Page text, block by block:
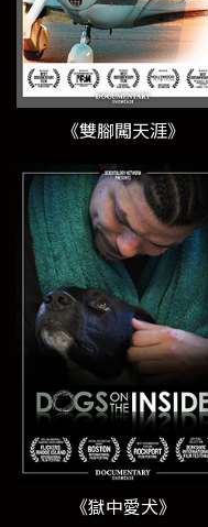
《雙腳闖天涯》
《獄中愛犬》